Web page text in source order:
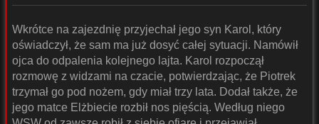
Wkrótce na zajezdnię przyjechał jego syn Karol, który
oświadczył, że sam ma już dosyć całej sytuacji. Namówił
ojca do odpalenia kolejnego lajta. Karol rozpoczął
rozmowę z widzami na czacie, potwierdzając, że Piotrek
trzymał go pod nożem, gdy miał trzy lata. Dodał także, że
jego matce Elżbiecie rozbił nos pięścią. Według niego